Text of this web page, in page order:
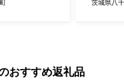
茨城県八
おすすめ返礼品